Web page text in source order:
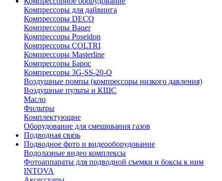
Компрессоры для дайвинга
Компрессоры DECO
Компрессоры Bauer
Компрессоры Poseidon
Компрессоры COLTRI
Компрессоры Masterline
Компрессоры Барос
Компрессоры 3G-SS-20-O
Воздушные помпы (компрессоры низкого давления)
Воздушные пульты и КШС
Масло
Фильтры
Комплектующие
Оборудование для смешивания газов
Подводная связь
Подводное фото и видеооборудование
Водолазные видео комплексы
Фотоаппараты для подводной съемки и боксы к ним
INTOVA